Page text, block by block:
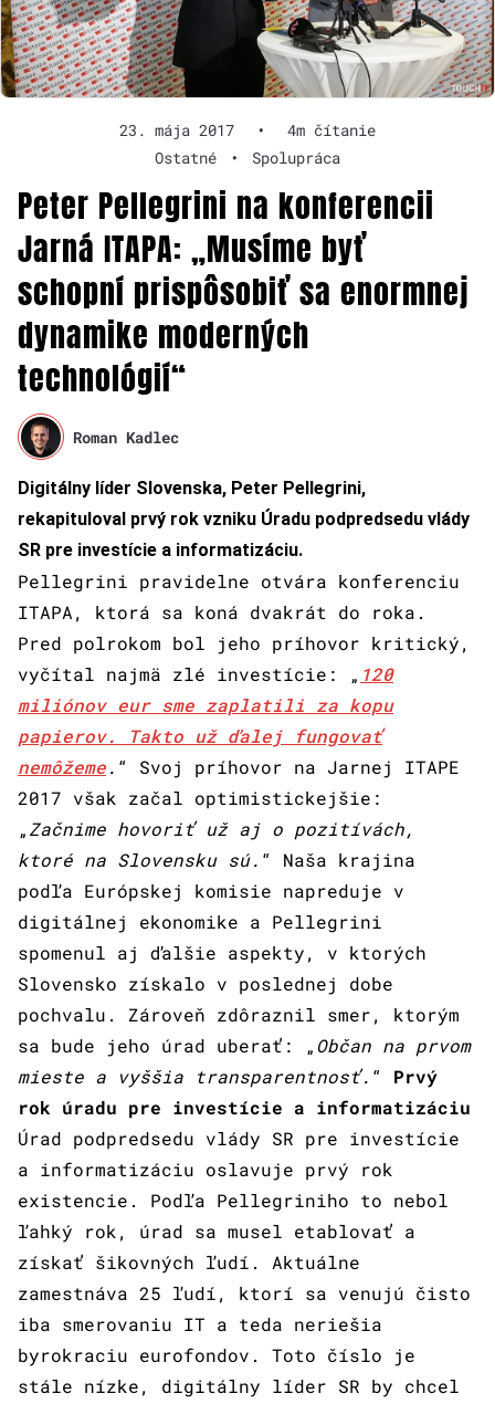
23. mája 2017 •
4m čítanie
Ostatné
• Spolupráca
Peter Pellegrini na konferencii
Jarná ITAPA: „Musíme byť
schopní prispôsobiť sa enormnej
dynamike moderných
technológií“
Roman Kadlec
Digitálny líder Slovenska, Peter Pellegrini,
rekapituloval prvý rok vzniku Úradu podpredsedu vlády
SR pre investície a informatizáciu.
Pellegrini pravidelne otvára konferenciu
ITAPA, ktorá sa koná dvakrát do roka.
Pred polrokom bol jeho príhovor kritický,
vyčítal najmä zlé investície: „ 120
miliónov eur sme zaplatili za kopu
papierov. Takto už ďalej fungovať
nemôžeme. “ Svoj príhovor na Jarnej ITAPE
2017 však začal optimistickejšie:
„Začnime hovoriť už aj o pozitívách,
ktoré na Slovensku sú. “ Naša krajina
podľa Európskej komisie napreduje v
digitálnej ekonomike a Pellegrini
spomenul aj ďalšie aspekty, v ktorých
Slovensko získalo v poslednej dobe
pochvalu. Zároveň zdôraznil smer, ktorým
sa bude jeho úrad uberať: „Občan na prvom
mieste a vyššia transparentnosť. “ Prvý
rok úradu pre investície a informatizáciu
Úrad podpredsedu vlády SR pre investície
a informatizáciu oslavuje prvý rok
existencie. Podľa Pellegriniho to nebol
ľahký rok, úrad sa musel etablovať a
získať šikovných ľudí. Aktuálne
zamestnáva 25 ľudí, ktorí sa venujú čisto
iba smerovaniu IT a teda neriešia
byrokraciu eurofondov. Toto číslo je
stále nízke, digitálny líder SR by chcel